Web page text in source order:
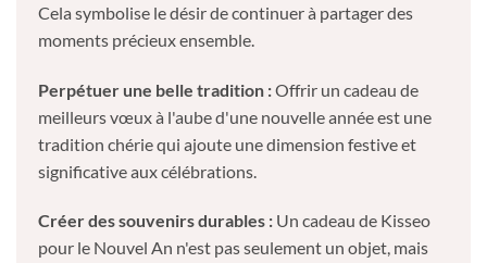
Cela symbolise le désir de continuer à partager des
moments précieux ensemble.
Perpétuer une belle tradition :Offrir un cadeau de
meilleurs vœux à l'aube d'une nouvelle année est une
tradition chérie qui ajoute une dimension festive et
significative aux célébrations.
Créer des souvenirs durables : Un cadeau de Kisseo
pour le Nouvel An n'est pas seulement un objet, mais